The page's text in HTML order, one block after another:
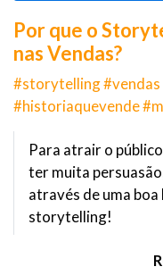
Por que o
nas Vendas?
#storytelling #vendas
#historiaquevende
Para atrair o
ter muita
através de uma
storytelling!